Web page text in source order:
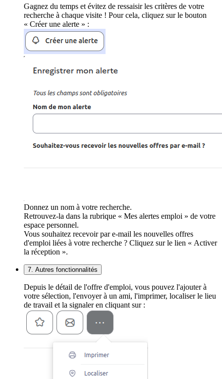
Gagnez du temps et évitez de ressaisir les critères de votre
recherche à chaque visite ! Pour cela, cliquez sur le bouton
« Créer une alerte » :
Donnez un nom à votre recherche.
Retrouvez-la dans la rubrique « Mes alertes emploi » de votre
espace personnel.
Vous souhaitez recevoir par e-mail les nouvelles offres
d'emploi liées à votre recherche ? Cliquez sur le lien « Activer
la réception ».
7. Autres fonctionnalités
Depuis le détail de l'offre d'emploi, vous pouvez l'ajouter à
votre sélection, l'envoyer à un ami, l'imprimer, localiser le lieu
de travail et la signaler en cliquant sur :